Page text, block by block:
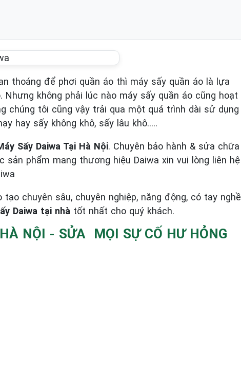
thoáng để phơi quần áo thì máy sấy quần áo là lựa
không phải lúc nào máy sấy quần áo cũng hoạt
chúng tôi cũng vậy trải qua một quá trình dài sử dụng
hay sấy không khô, sấy lâu khô…..
Sấy Daiwa Tại Hà Nội. Chuyên bảo hành & sửa chữa
phẩm mang thương hiệu Daiwa xin vui lòng liên hệ
chuyên sâu, chuyên nghiệp, năng động, có tay nghề
Daiwa tại nhà tốt nhất cho quý khách.
NỘI - SỬA MỌI SỰ CỐ HƯ HỎNG